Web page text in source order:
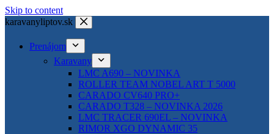
Skip to content
karavanyliptov.sk
Prenájom
Karavany
LMC A690 – NOVINKA
ROLLER TEAM NOBEL ART T 5000
CARADO CV640 PRO+
CARADO T328 – NOVINKA 2026
LMC TRACER 690EL – NOVINKA
RIMOR XGO DYNAMIC 35